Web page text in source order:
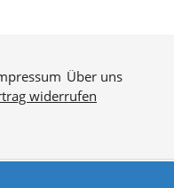
Über uns
widerrufen